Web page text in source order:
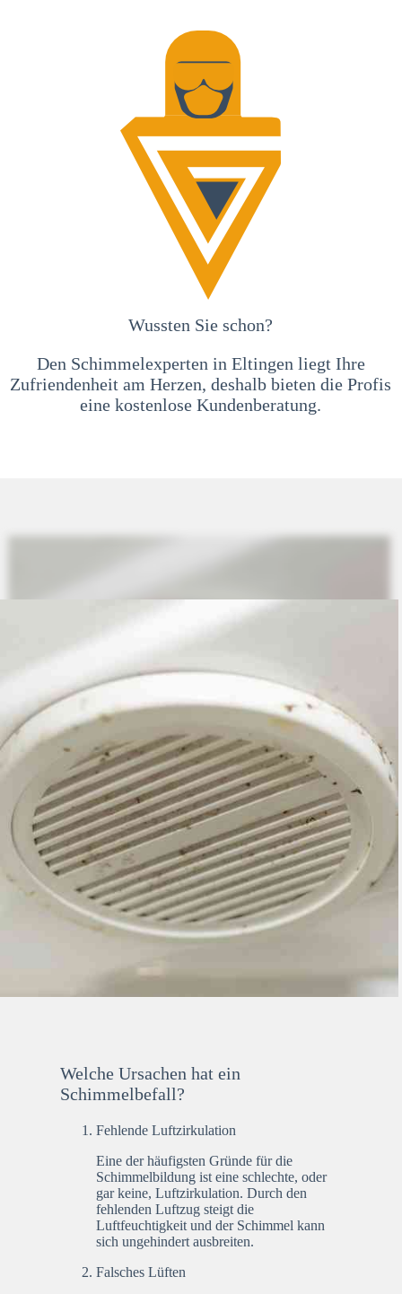
Wussten Sie schon?
Den Schimmelexperten in Eltingen liegt Ihre
Zufriendenheit am Herzen, deshalb bieten die Profis
eine kostenlose Kundenberatung.
Welche Ursachen hat ein
Schimmelbefall?
Fehlende Luftzirkulation
Eine der häufigsten Gründe für die
Schimmelbildung ist eine schlechte, oder
gar keine, Luftzirkulation. Durch den
fehlenden Luftzug steigt die
Luftfeuchtigkeit und der Schimmel kann
sich ungehindert ausbreiten.
Falsches Lüften